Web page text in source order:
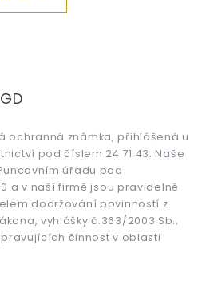
ochranná známka, přihlášená u
pod číslem 24 71 43. Naše
úřadu pod
a v naší firmě jsou pravidelně
dodržování povinností z
vyhlášky č.363/2003 Sb.,
činnost v oblasti